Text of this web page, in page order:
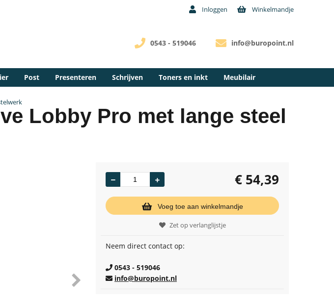
Inloggen Winkelmandje
info@buropoint.nl
0543 - 519046
Post Presenteren Schrijven Toners en inkt Meubilair
Lobby Pro met lange steel
€ 54,39
Voeg toe aan winkelmandje
Zet op verlanglijstje
Neem direct contact op:
0543 - 519046
info@buropoint.nl